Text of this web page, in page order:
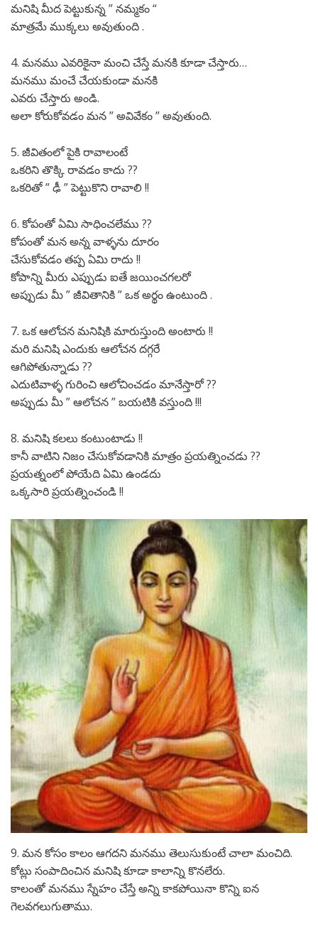
మనిషి మీద పెట్టుకున్న ” నమ్మకం “
మాత్రమే ముక్కలు అవుతుంది .
4. మనము ఎవరికైనా మంచి చేస్తే మనకి కూడా చేస్తారు…
మనము మంచే చేయకుండా మనకి
ఎవరు చేస్తారు అండి.
అలా కోరుకోవడం మన ” అవివేకం ” అవుతుంది.
5. జీవితంలో పైకి రావాలంటే
ఒకరిని తొక్కి రావడం కాదు ??
ఒకరితో ” ఢీ ” పెట్టుకొని రావాలి !!
6. కోపంతో ఏమి సాధించలేము ??
కోపంతో మన అన్న వాళ్ళను దూరం
చేసుకోవడం తప్ప ఏమి రాదు !!
కోపాన్ని మీరు ఎప్పుడు ఐతే జయించగలరో
అప్పుడు మీ ” జీవితానికి ” ఒక అర్థం ఉంటుంది .
7. ఒక ఆలోచన మనిషికి మారుస్తుంది అంటారు !!
మరి మనిషి ఎందుకు ఆలోచన దగ్గరే
ఆగిపోతున్నాడు ??
ఎదుటివాళ్ళ గురించి ఆలోచించడం మానేస్తారో ??
అప్పుడు మీ ” ఆలోచన ” బయటికి వస్తుంది !!!
8. మనిషి కలలు కంటుంటాడు !!
కానీ వాటిని నిజం చేసుకోవడానికి మాత్రం ప్రయత్నించడు ??
ప్రయత్నంలో పోయేది ఏమి ఉండదు
ఒక్కసారి ప్రయత్నించండి !!
9. మన కోసం కాలం ఆగదని మనము తెలుసుకుంటే చాలా మంచిది.
కోట్లు సంపాదించిన మనిషి కూడా కాలాన్ని కొనలేరు.
కాలంతో మనము స్నేహం చేస్తే అన్ని కాకపోయినా కొన్ని ఐన
గెలవగలుగుతాము.